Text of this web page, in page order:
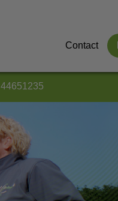
Contact
44651235